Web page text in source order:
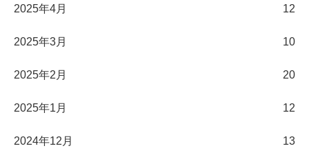
2025年4月 12
2025年3月 10
2025年2月 20
2025年1月 12
2024年12月 13